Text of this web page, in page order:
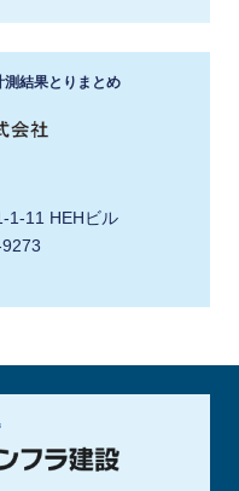
測結果とりまとめ
1-11 HEHビル